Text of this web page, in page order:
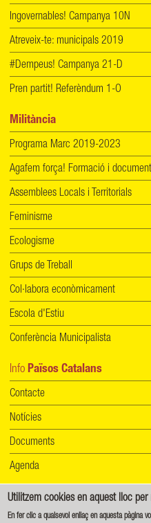
Ingovernables! Campanya 10N
Atreveix-te: municipals 2019
#Dempeus! Campanya 21-D
Pren partit! Referèndum 1-O
Militància
Programa Marc 2019-2023
Agafem força! Formació i
Assemblees Locals i Territorials
Feminisme
Ecologisme
Grups de Treball
Col·labora econòmicament
Escola d'Estiu
Conferència Municipalista
Info Països Catalans
Contacte
Notícies
Documents
Agenda
Informació de protecció de dades Política
Utilitzem cookies en aquest lloc
En fer clic a qualsevol enllaç en aquesta pàgina